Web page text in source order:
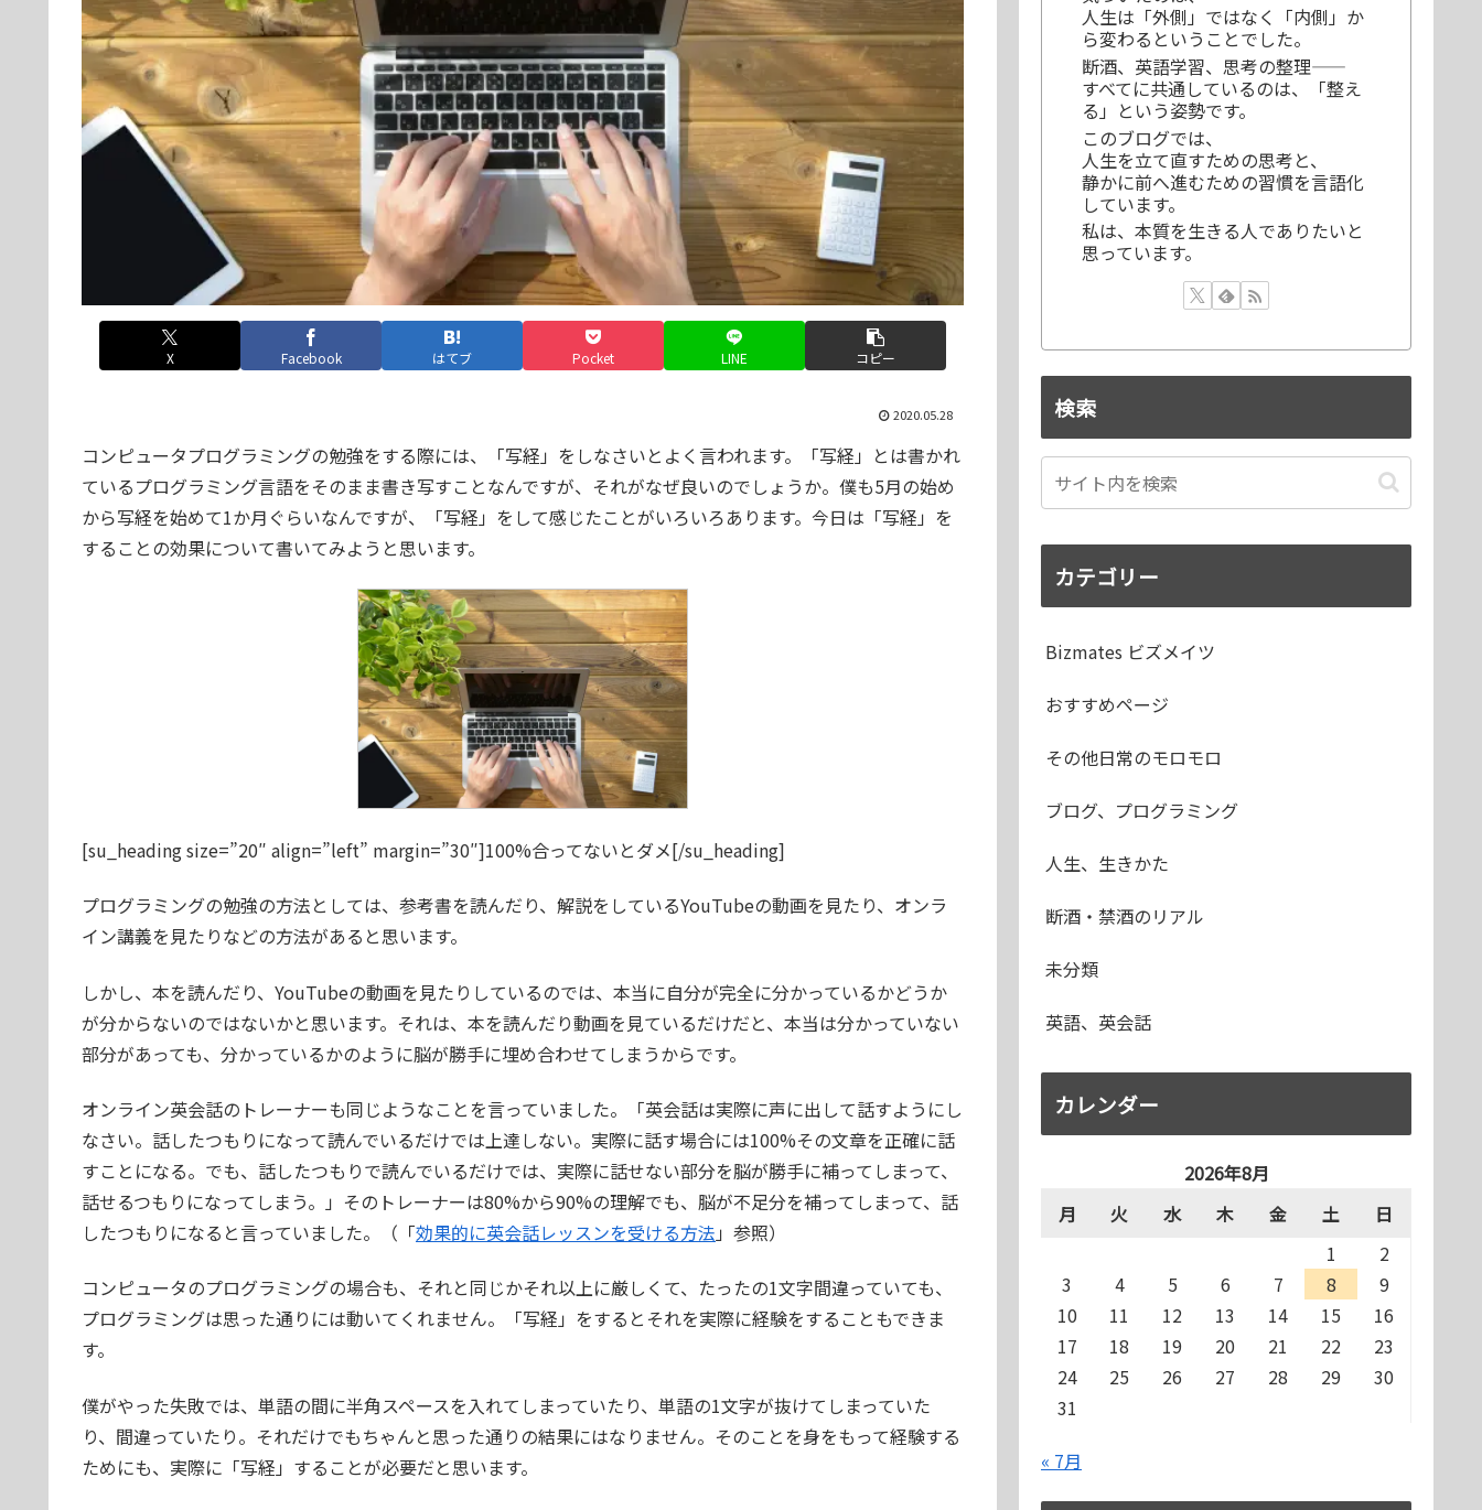
X Facebook はてブ Pocket LINE コピー
2020.05.28
コンピュータプログラミングの勉強をする際には、「写経」をしなさいとよく言われます。「写経」とは書かれ
ているプログラミング言語をそのまま書き写すことなんですが、それがなぜ良いのでしょうか。僕も5月の始め
から写経を始めて1か月ぐらいなんですが、「写経」をして感じたことがいろいろあります。今日は「写経」を
することの効果について書いてみようと思います。
[su_heading size=”20″ align=”left” margin=”30″]100%合ってないとダメ[/su_heading]
プログラミングの勉強の方法としては、参考書を読んだり、解説をしているYouTubeの動画を見たり、オンラ
イン講義を見たりなどの方法があると思います。
しかし、本を読んだり、YouTubeの動画を見たりしているのでは、本当に自分が完全に分かっているかどうか
が分からないのではないかと思います。それは、本を読んだり動画を見ているだけだと、本当は分かっていない
部分があっても、分かっているかのように脳が勝手に埋め合わせてしまうからです。
オンライン英会話のトレーナーも同じようなことを言っていました。「英会話は実際に声に出して話すようにし
なさい。話したつもりになって読んでいるだけでは上達しない。実際に話す場合には100%その文章を正確に話
すことになる。でも、話したつもりで読んでいるだけでは、実際に話せない部分を脳が勝手に補ってしまって、
話せるつもりになってしまう。」そのトレーナーは80%から90%の理解でも、脳が不足分を補ってしまって、話
したつもりになると言っていました。（「効果的に英会話レッスンを受ける方法 」参照）
コンピュータのプログラミングの場合も、それと同じかそれ以上に厳しくて、たったの1文字間違っていても、
プログラミングは思った通りには動いてくれません。「写経」をするとそれを実際に経験をすることもできま
す。
僕がやった失敗では、単語の間に半角スペースを入れてしまっていたり、単語の1文字が抜けてしまっていた
り、間違っていたり。それだけでもちゃんと思った通りの結果にはなりません。そのことを身をもって経験する
ためにも、実際に「写経」することが必要だと思います。
人生は「外側」ではなく「内側」か
ら変わるということでした。
断酒、英語学習、思考の整理——
すべてに共通しているのは、「整え
る」という姿勢です。
このブログでは、
人生を立て直すための思考と、
静かに前へ進むための習慣を言語化
しています。
私は、本質を生きる人でありたいと
思っています。
検索
カテゴリー
Bizmates ビズメイツ
おすすめページ
その他日常のモロモロ
ブログ、プログラミング
人生、生きかた
断酒・禁酒のリアル
未分類
英語、英会話
カレンダー
2026年8月
月
火 水 木 金 土
日
1
2
3
4 5 6 7 8
9
10
11 12 13 14 15
16
17
18 19 20 21 22
23
24
25 26 27 28 29
30
31
« 7月